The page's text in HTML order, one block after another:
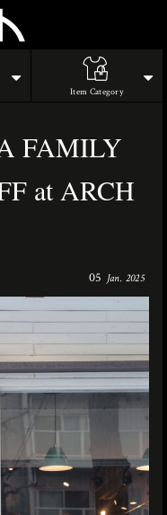
Item Category
FAMILY
at ARCH
05 Jan. 2025